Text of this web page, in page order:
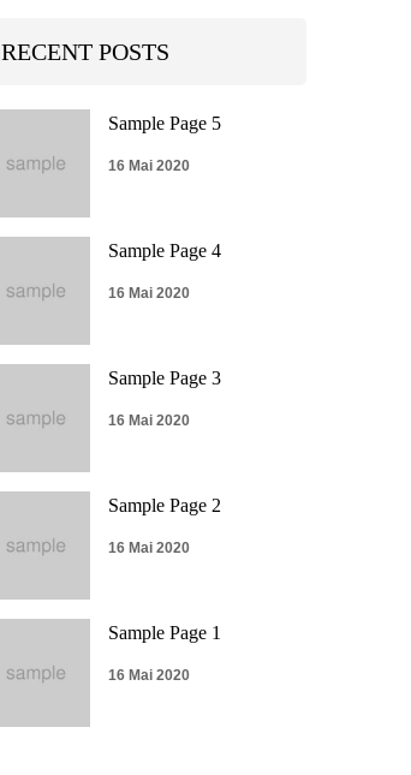
RECENT POSTS
Sample Page 5
16 Mai 2020
Sample Page 4
16 Mai 2020
Sample Page 3
16 Mai 2020
Sample Page 2
16 Mai 2020
Sample Page 1
16 Mai 2020